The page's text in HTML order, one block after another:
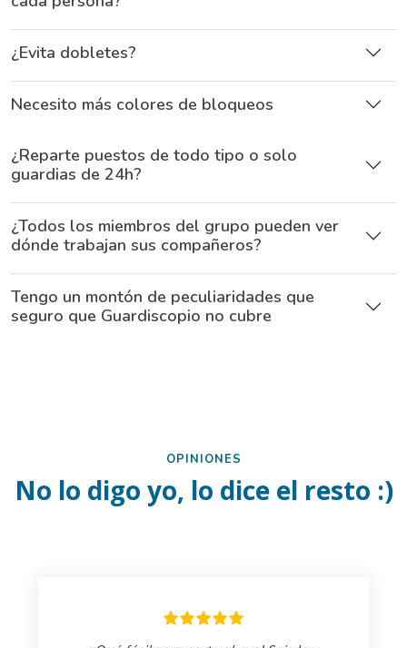
¿Evita dobletes?
Necesito más colores de bloqueos
¿Reparte puestos de todo tipo o solo
guardias de 24h?
¿Todos los miembros del grupo pueden ver
dónde trabajan sus compañeros?
Tengo un montón de peculiaridades que
seguro que Guardiscopio no cubre
OPINIONES
No lo digo yo, lo dice el resto :)